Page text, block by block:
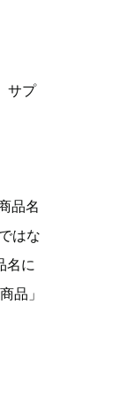
サプ
品名
はな
名に
品」